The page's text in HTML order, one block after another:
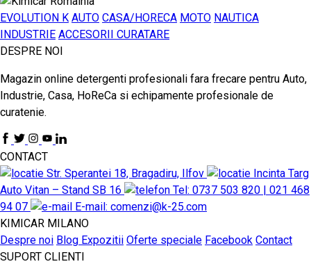
EVOLUTION K AUTO CASA/HORECA MOTO NAUTICA
INDUSTRIE ACCESORII CURATARE
DESPRE NOI
Magazin online detergenti profesionali fara frecare pentru Auto,
Industrie, Casa, HoReCa si echipamente profesionale de
curatenie.
CONTACT
Str. Sperantei 18, Bragadiru, Ilfov
Incinta Targ
Auto Vitan – Stand SB 16
Tel: 0737 503 820 | 021 468
94 07
E-mail: comenzi@k-25.com
KIMICAR MILANO
Despre noi Blog Expozitii Oferte speciale Facebook Contact
SUPORT CLIENTI